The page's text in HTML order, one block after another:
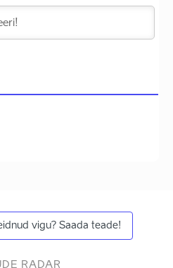
vigu? Saada teade!
RADAR